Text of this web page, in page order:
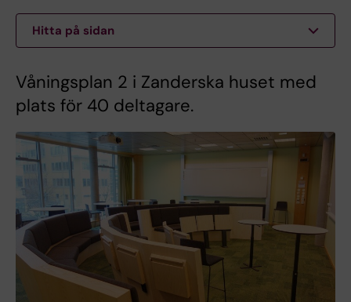
Hitta på sidan
Våningsplan 2 i Zanderska huset med
plats för 40 deltagare.